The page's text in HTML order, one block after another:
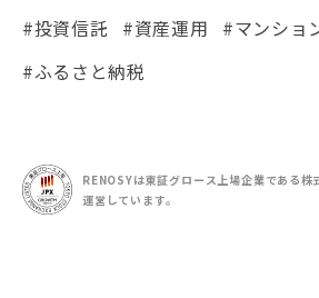
#投資信託
#資産運用
#マンショ
#ふるさと納税
RENOSYは東証グロース上場企業である株
運営しています。